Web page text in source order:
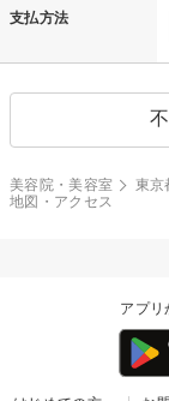
支払方法
美容院・美容室 東京
地図・アクセス
アプリ